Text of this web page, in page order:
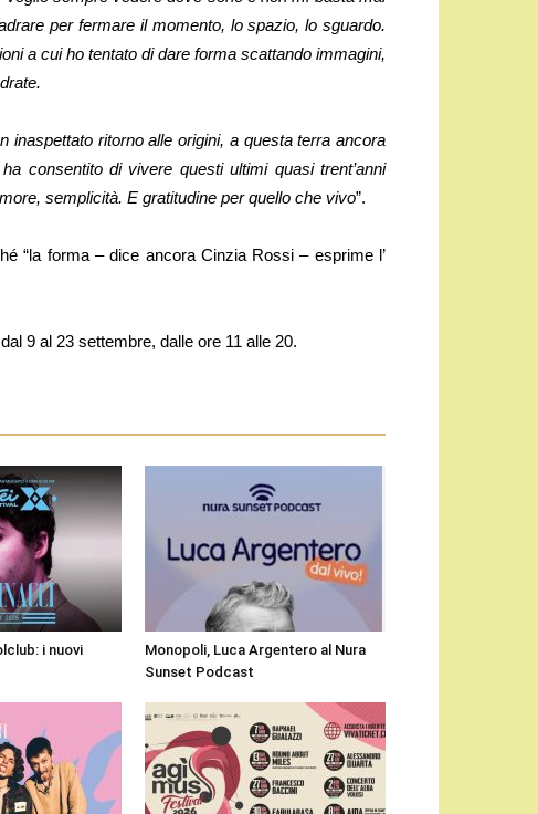
per fermare il momento, lo spazio, lo sguardo.
a cui ho tentato di dare forma scattando immagini,
inaspettato ritorno alle origini, a questa terra ancora
consentito di vivere questi ultimi quasi trent’anni
semplicità. E gratitudine per quello che vivo”.
“la forma – dice ancora Cinzia Rossi – esprime l’
9 al 23 settembre, dalle ore 11 alle 20.
i nuovi
Monopoli, Luca Argentero al Nura
Sunset Podcast